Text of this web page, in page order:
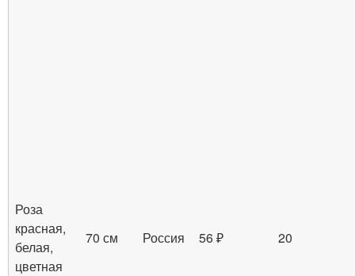
Роза
красная,
белая,
цветная
70 см Россия 56 ₽ 20